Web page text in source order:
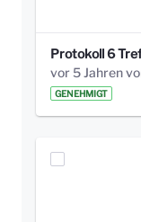
GENEHMIGT